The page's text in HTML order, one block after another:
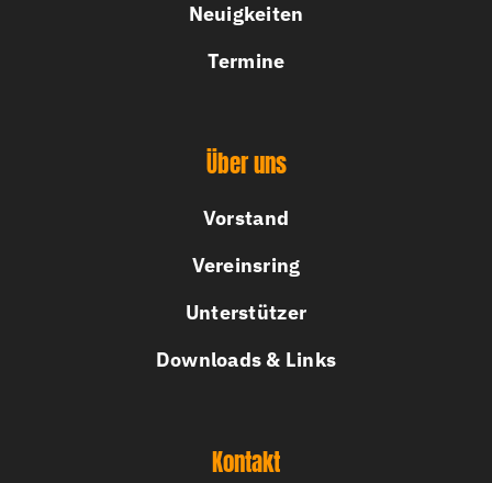
Neuigkeiten
Termine
Über uns
Vorstand
Vereinsring
Unterstützer
Downloads & Links
Kontakt